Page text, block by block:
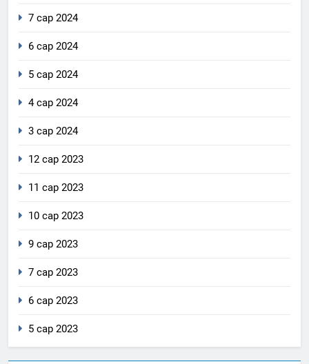
7 сар 2024
6 сар 2024
5 сар 2024
4 сар 2024
3 сар 2024
12 сар 2023
11 сар 2023
10 сар 2023
9 сар 2023
7 сар 2023
6 сар 2023
5 сар 2023